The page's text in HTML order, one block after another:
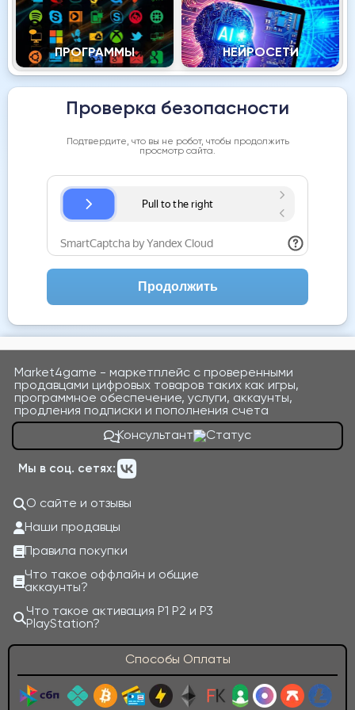
ПРОГРАММЫ НЕЙРОСЕТИ
Проверка безопасности
Подтвердите, что вы не робот, чтобы продолжить
просмотр сайта.
Продолжить
Market4game - маркетплейс с проверенными
продавцами цифровых товаров таких как игры,
программное обеспечение, услуги, аккаунты,
продления подписки и пополнения счета
Консультант
Мы в соц. сетях:
О сайте и отзывы
Наши продавцы
Правила покупки
Что такое оффлайн и общие
аккаунты?
Что такое активация P1 P2 и P3
PlayStation?
Способы Оплаты